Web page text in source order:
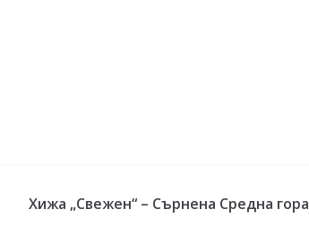
Хижа „Свежен“ – Сърнена Средна гора